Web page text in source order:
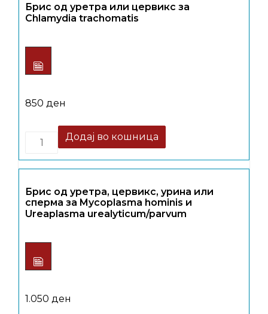
Брис од уретра или цервикс за
Chlamydia trachomatis
850 ден
Quantity
Додај во кошница
Брис од уретра, цервикс, урина или
сперма за Mycoplasma hominis и
Ureaplasma urealyticum/parvum
1.050 ден